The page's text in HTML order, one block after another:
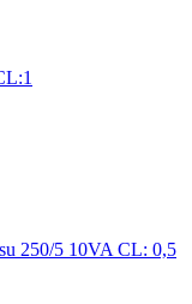
250/5 10VA CL: 0,5